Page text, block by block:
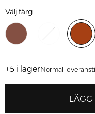
Välj färg
+5 i lagerNormal
LÄGG